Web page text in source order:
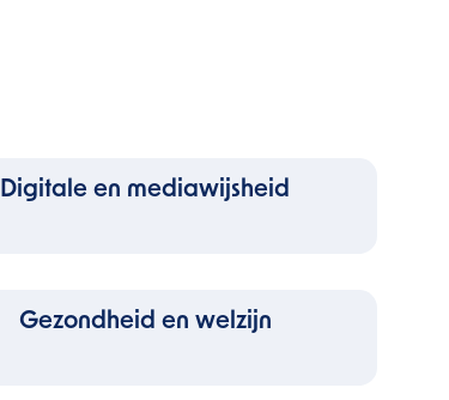
Digitale en mediawijsheid
Gezondheid en welzijn